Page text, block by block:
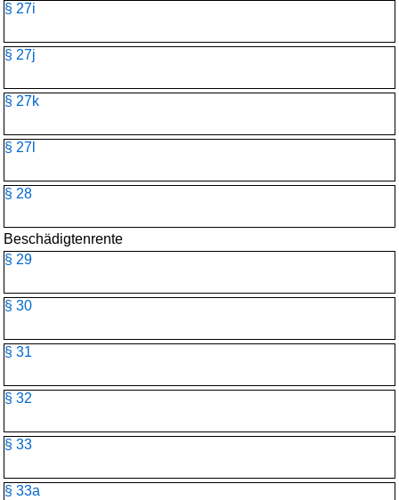
§ 27i
§ 27j
§ 27k
§ 27l
§ 28
Beschädigtenrente
§ 29
§ 30
§ 31
§ 32
§ 33
§ 33a